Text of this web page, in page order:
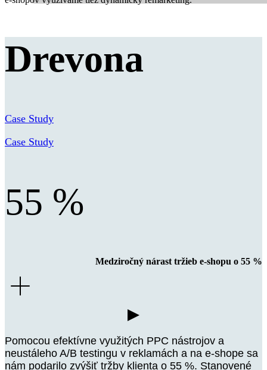
Drevona
Case Study
Case Study
55 %
Medziročný nárast tržieb e-shopu o 55 %
Pomocou efektívne využitých PPC nástrojov a
neustáleho A/B testingu v reklamách a na e-shope sa
nám podarilo zvýšiť tržby klienta o 55 %. Stanovené